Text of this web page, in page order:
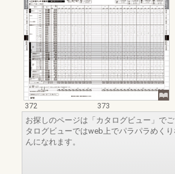
372
373
お探しのページは「カタログビュー」で
タログビューではweb上でパラパラめく
んになれます。